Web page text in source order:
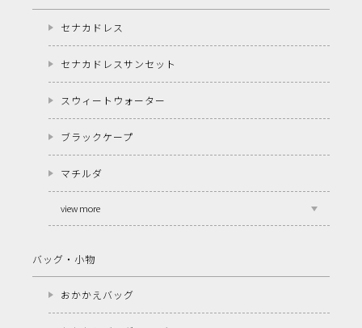
セナカドレス
セナカドレスサンセット
スウィートウォーター
ブラックケープ
マチルダ
view more
バッグ・小物
おかかえバッグ